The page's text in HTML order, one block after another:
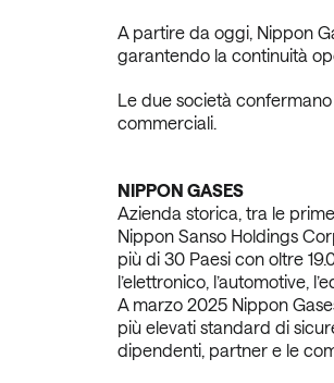
A partire da oggi, Nippon
garantendo la continuità
Le due società
commerciali.
NIPPON GASES
Azienda storica, tra le
Nippon Sanso Holdings
più di 30 Paesi con oltre
l’elettronico, l’automotive,
A marzo 2025 Nippon
più elevati standard di
dipendenti, partner e le